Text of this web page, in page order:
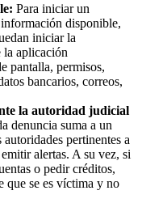
Para iniciar un
disponible,
iniciar la
la aplicación
pantalla, permisos,
bancarios, correos,
la autoridad judicial
denuncia suma a un
pertinentes a
alertas. A su vez, si
o pedir créditos,
que se es víctima y no